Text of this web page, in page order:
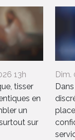
13h
tisser
en
un
sur